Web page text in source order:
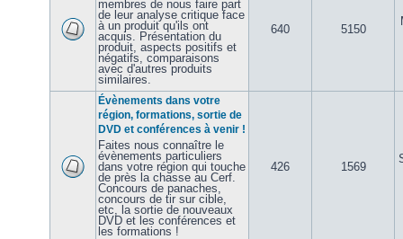
membres de nous faire part
de leur analyse critique face
à un produit qu'ils ont
acquis. Présentation du
produit, aspects positifs et
négatifs, comparaisons
avec d'autres produits
similaires.
640 5150
Évènements dans votre
région, formations, sortie de
DVD et conférences à venir !
Faites nous connaître le
évènements particuliers
dans votre région qui touche
de près la chasse au Cerf.
Concours de panaches,
concours de tir sur cible,
etc, la sortie de nouveaux
DVD et les conférences et
les formations !
426 1569